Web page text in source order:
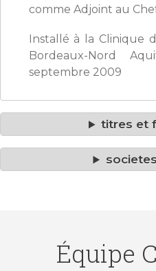
comme Adjoint au
Installé à la Clinique
Bordeaux-Nord
septembre 2009
titres et
Équipe